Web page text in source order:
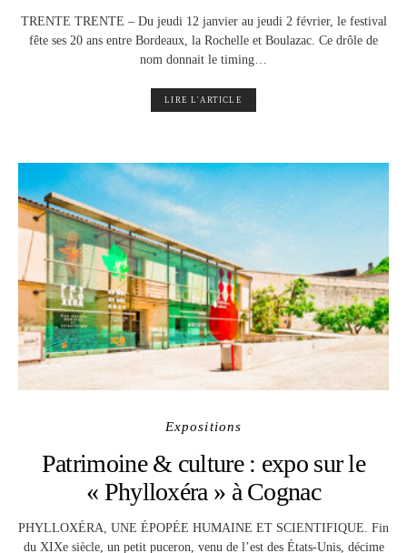
TRENTE TRENTE – Du jeudi 12 janvier au jeudi 2 février, le festival
fête ses 20 ans entre Bordeaux, la Rochelle et Boulazac. Ce drôle de
nom donnait le timing…
LIRE L'ARTICLE
Expositions
Patrimoine & culture : expo sur le
« Phylloxéra » à Cognac
PHYLLOXÉRA, UNE ÉPOPÉE HUMAINE ET SCIENTIFIQUE. Fin
du XIXe siècle, un petit puceron, venu de l’est des États-Unis, décime